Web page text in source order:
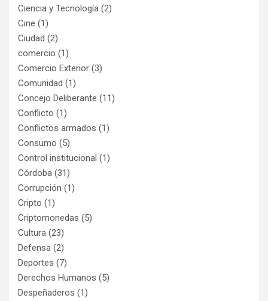
Ciencia y Tecnología (2)
Cine (1)
Ciudad (2)
comercio (1)
Comercio Exterior (3)
Comunidad (1)
Concejo Deliberante (11)
Conflicto (1)
Conflictos armados (1)
Consumo (5)
Control institucional (1)
Córdoba (31)
Corrupción (1)
Cripto (1)
Criptomonedas (5)
Cultura (23)
Defensa (2)
Deportes (7)
Derechos Humanos (5)
Despeñaderos (1)